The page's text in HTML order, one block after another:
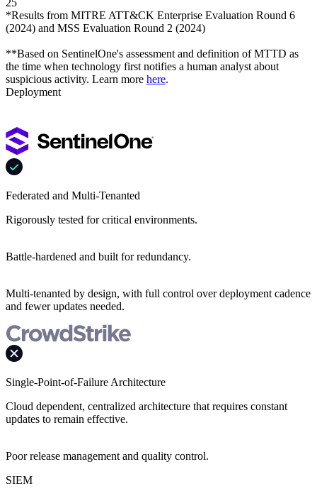
25
*Results from MITRE ATT&CK Enterprise Evaluation Round 6
(2024) and MSS Evaluation Round 2 (2024)
**Based on SentinelOne's assessment and definition of MTTD as
the time when technology first notifies a human analyst about
suspicious activity. Learn more here.
Deployment
Federated and Multi-Tenanted
Rigorously tested for critical environments.
Battle-hardened and built for redundancy.
Multi-tenanted by design, with full control over deployment cadence
and fewer updates needed.
Single-Point-of-Failure Architecture
Cloud dependent, centralized architecture that requires constant
updates to remain effective.
Poor release management and quality control.
SIEM